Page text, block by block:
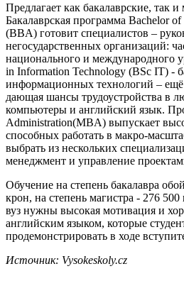
Предлагает как бакалаврские, так
Бакалаврская программа Bachelor of
(BBA) готовит специалистов –
негосударственных организаций:
национального и международного
in Information Technology (BSc IT) -
информационных технологий – ещё
дающая шансы трудоустройства в
компьютеры и английский язык.
Administration(MBА) выпускает
способных работать в макро-
выбрать из нескольких
менеджмент и управление
Обучение на степень бакалавра
крон, на степень магистра - 276 500
вуз нужны высокая мотивация и
английским языком, которые
продемонстрировать в ходе
Источник: Vysokeskoly.cz